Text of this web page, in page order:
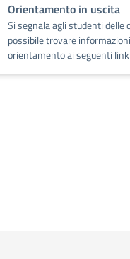
Orientamento in uscita
Si segnala agli studenti delle
possibile trovare
orientamento ai seguenti link